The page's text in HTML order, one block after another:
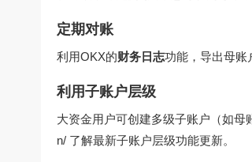
定期对账
利用OKX的财务日志功能，导出母账
利用子账户层级
大资金用户可创建多级子账户（如
n/ 了解最新子账户层级功能更新。